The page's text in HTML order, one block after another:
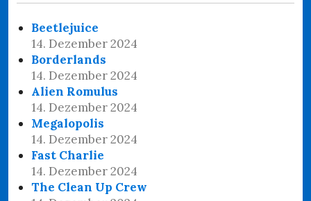
Beetlejuice
14. Dezember 2024
Borderlands
14. Dezember 2024
Alien Romulus
14. Dezember 2024
Megalopolis
14. Dezember 2024
Fast Charlie
14. Dezember 2024
The Clean Up Crew